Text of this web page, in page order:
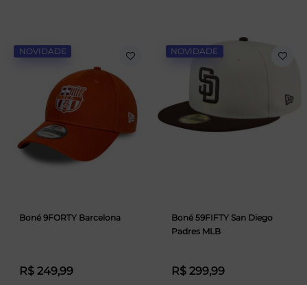
NOVIDADE
Boné 9FORTY Barcelona
R$ 249,99
NOVIDADE
Boné 59FIFTY San Diego
Padres MLB
R$ 299,99